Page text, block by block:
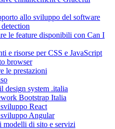
allo sviluppo del software
le feature disponibili con Can I
e risorse per CSS e JavaScript
browser
le prestazioni
design system .italia
Bootstrap Italia
React
Angular
modelli di sito e servizi